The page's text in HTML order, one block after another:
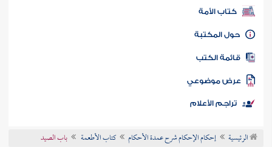
كتب PDF
كتاب الأمة
المكتبة
الكتب
موضوعي
تراجم الأعلام
الرئيسية إحكام الإحكام شرح عمدة الأحكام كتاب الأطعمة باب الصيد